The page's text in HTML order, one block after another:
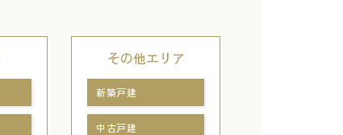
その他エリア
新築戸建
中古戸建